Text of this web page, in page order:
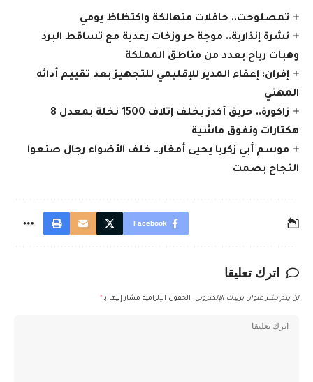
تمصلوحت.. حافلات متهالكة واكتظاظ يومي
نشرة إنذارية.. موجة حر وزخات رعدية مع تساقط البرد
وهبات رياح بعدد من مناطق المملكة
إفران: إعفاء المدير للإقليمي للتجهيز بعد تقييم أدائه
المهني
زاكورة.. حريق أكدز يخلف إتلاف 1500 نخلة بمعدل 8
هكتارات ونفوق ماشية
موسم أبي زكريا يحيى أمغار… خلف الأضواء رجال صنعوا
النجاح بصمت
Facebook
اترك تعليقا
لن يتم نشر عنوان بريدك الإلكتروني. الحقول الإلزامية مشار إليها بـ *